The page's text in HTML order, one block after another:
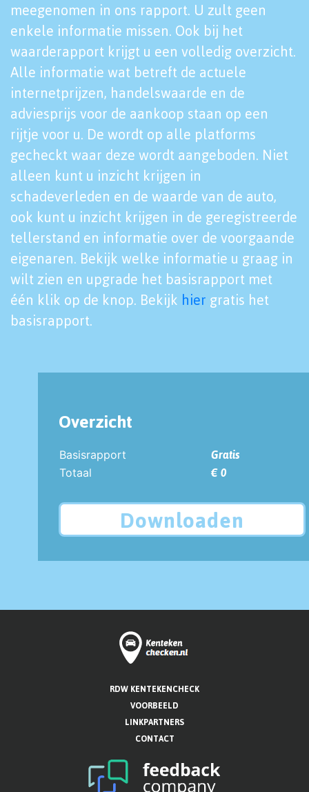
meegenomen in ons rapport. U zult geen
enkele informatie missen. Ook bij het
waarderapport krijgt u een volledig overzicht.
Alle informatie wat betreft de actuele
internetprijzen, handelswaarde en de
adviesprijs voor de aankoop staan op een
rijtje voor u. De wordt op alle platforms
gecheckt waar deze wordt aangeboden. Niet
alleen kunt u inzicht krijgen in
schadeverleden en de waarde van de auto,
ook kunt u inzicht krijgen in de geregistreerde
tellerstand en informatie over de voorgaande
eigenaren. Bekijk welke informatie u graag in
wilt zien en upgrade het basisrapport met
één klik op de knop. Bekijk hier gratis het
basisrapport.
Overzicht
Basisrapport
Gratis
Totaal
€ 0
Downloaden
RDW KENTEKENCHECK
VOORBEELD
LINKPARTNERS
CONTACT